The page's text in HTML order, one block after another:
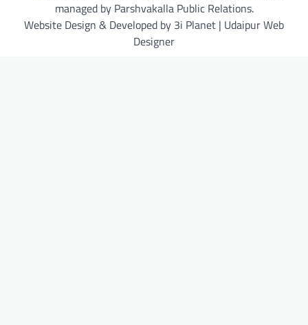
managed by Parshvakalla Public Relations.
Website Design & Developed by 3i Planet | Udaipur Web
Designer